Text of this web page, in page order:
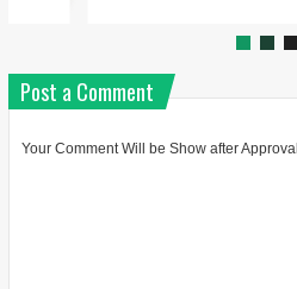
Post a Comment
Your Comment Will be Show after